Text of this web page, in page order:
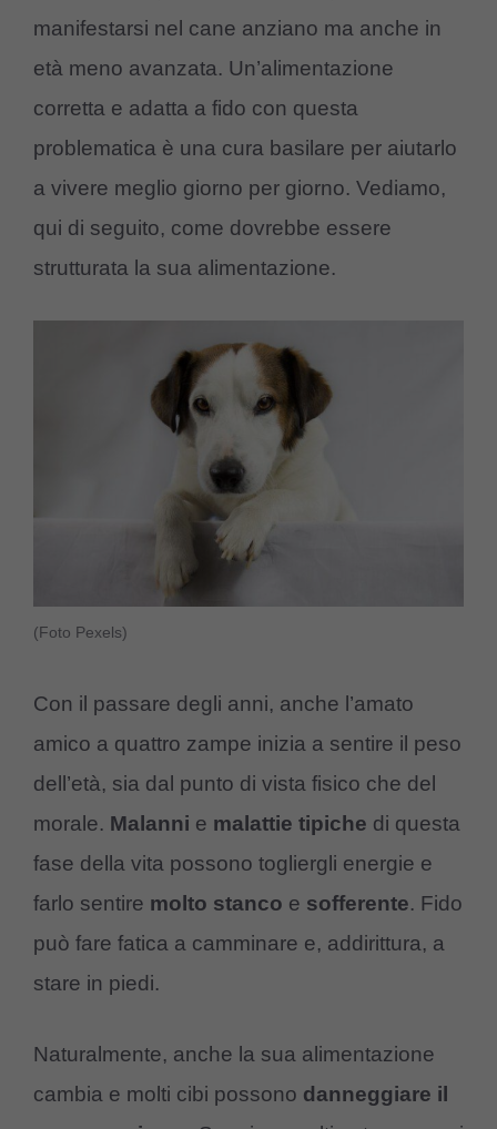
manifestarsi nel cane anziano ma anche in
età meno avanzata. Un’alimentazione
corretta e adatta a fido con questa
problematica è una cura basilare per aiutarlo
a vivere meglio giorno per giorno. Vediamo,
qui di seguito, come dovrebbe essere
strutturata la sua alimentazione.
(Foto Pexels)
Con il passare degli anni, anche l’amato
amico a quattro zampe inizia a sentire il peso
dell’età, sia dal punto di vista fisico che del
morale. Malanni e malattie tipiche di questa
fase della vita possono togliergli energie e
farlo sentire molto stanco e sofferente. Fido
può fare fatica a camminare e, addirittura, a
stare in piedi.
Naturalmente, anche la sua alimentazione
cambia e molti cibi possono danneggiare il